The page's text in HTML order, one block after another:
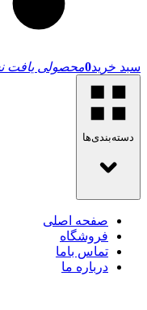
سبد خرید0محصولی یافت
دسته‌بندی‌ها
صفحه اصلی
فروشگاه
تماس باما
درباره ما